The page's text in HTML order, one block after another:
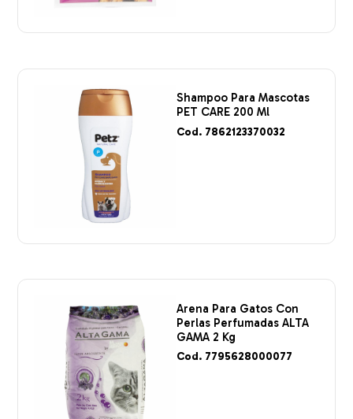
Shampoo Para Mascotas
PET CARE 200 Ml
Cod. 7862123370032
Arena Para Gatos Con
Perlas Perfumadas ALTA
GAMA 2 Kg
Cod. 7795628000077